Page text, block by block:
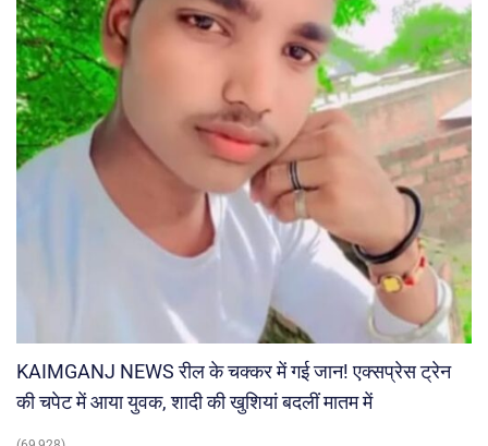
KAIMGANJ NEWS रील के चक्कर में गई जान! एक्सप्रेस ट्रेन
की चपेट में आया युवक, शादी की खुशियां बदलीं मातम में